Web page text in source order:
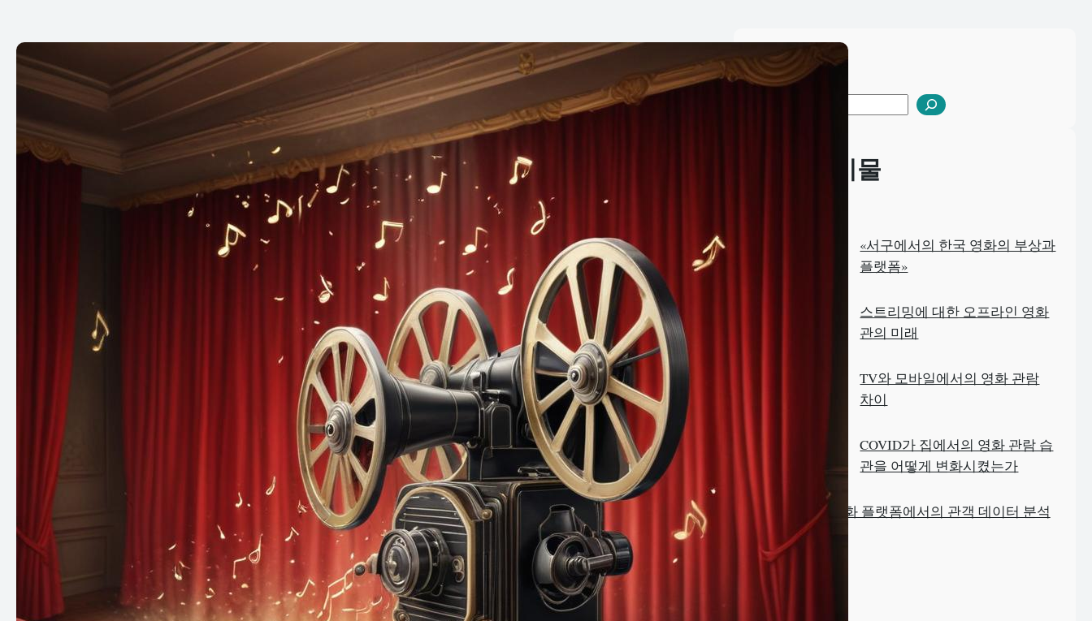
Search
최근 게시물
«서구에서의 한국 영화의 부상과
플랫폼»
스트리밍에 대한 오프라인 영화
관의 미래
TV와 모바일에서의 영화 관람
차이
COVID가 집에서의 영화 관람 습
관을 어떻게 변화시켰는가
온라인 영화 플랫폼에서의 관객 데이터 분석